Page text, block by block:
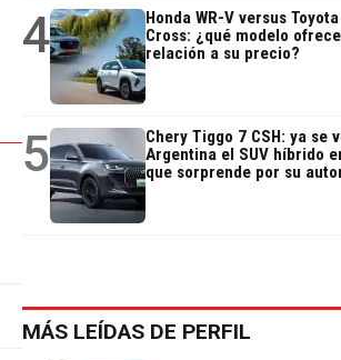
4
Honda WR-V versus
Cross: ¿qué modelo
relación a su precio?
5
Chery Tiggo 7 CSH: ya se
Argentina el SUV híbrido
que sorprende por su
MÁS LEÍDAS DE PERFIL